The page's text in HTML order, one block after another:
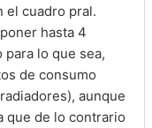
el cuadro pral.
hasta 4
lo que sea,
de consumo
aunque
que de lo contrario